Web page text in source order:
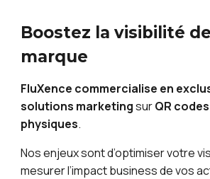
Boostez la visibilité
marque
FluXence commercialise en
solutions marketingsurQR codes
physiques.
Nos enjeux sont d’optimiser votre
mesurer l’impact business de vos